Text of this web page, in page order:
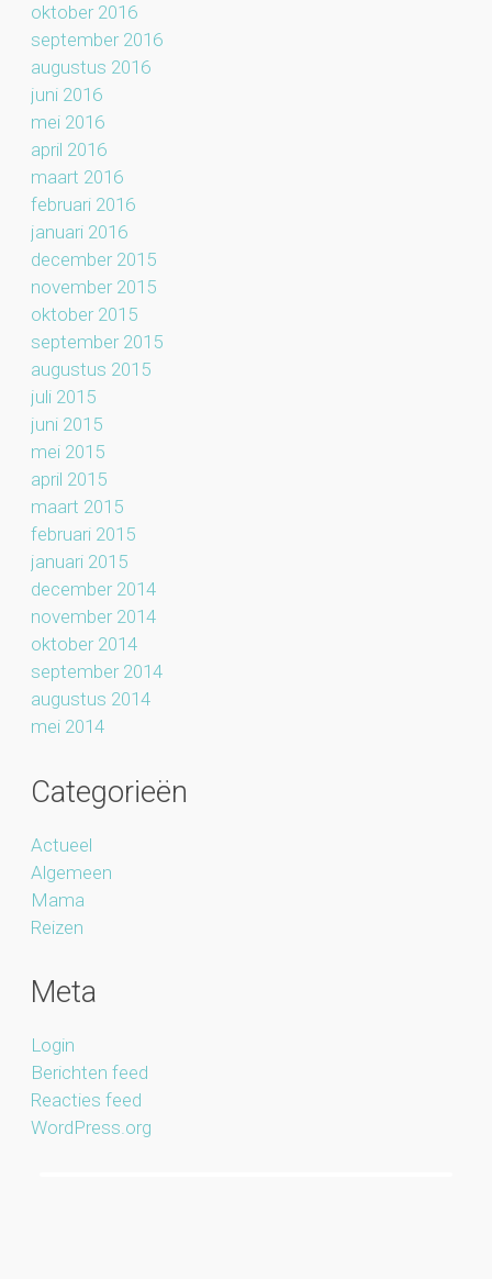
oktober 2016
september 2016
augustus 2016
juni 2016
mei 2016
april 2016
maart 2016
februari 2016
januari 2016
december 2015
november 2015
oktober 2015
september 2015
augustus 2015
juli 2015
juni 2015
mei 2015
april 2015
maart 2015
februari 2015
januari 2015
december 2014
november 2014
oktober 2014
september 2014
augustus 2014
mei 2014
Categorieën
Actueel
Algemeen
Mama
Reizen
Meta
Login
Berichten feed
Reacties feed
WordPress.org